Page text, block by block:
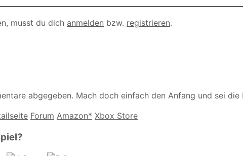
musst du dich anmelden bzw. registrieren.
abgegeben. Mach doch einfach den Anfang und sei die
Forum Amazon* Xbox Store